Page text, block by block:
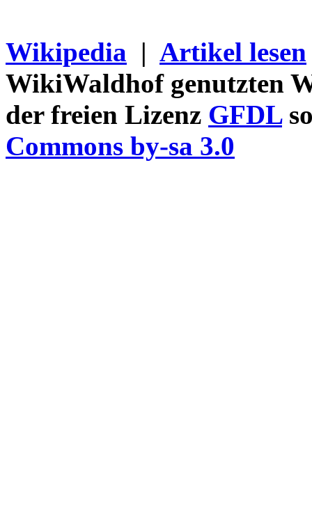
Wikipedia | Artikel lesen
WikiWaldhof genutzten
der freien Lizenz GFDL
Commons by-sa 3.0